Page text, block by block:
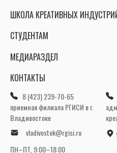
ШКОЛА КРЕАТИВНЫХ
СТУДЕНТАМ
МЕДИАРАЗДЕЛ
КОНТАКТЫ
8 (423) 239-70-65
приемная филиала РГИСИ в г.
Владивостоке
vladivostok@rgisi.ru
ПН–ПТ, 9:00–18:00